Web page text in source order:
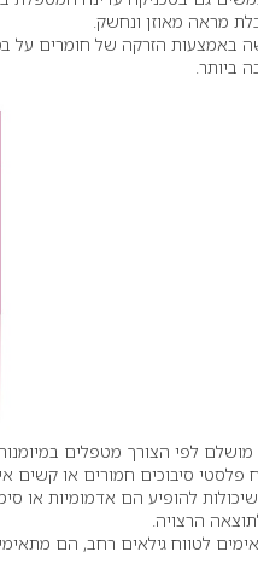
מראה מאוזן ונחשק.
באמצעות הזרקה של חומרים על
ביותר.
לפי הצורך מטפלים במיומנות
פלסטי סיבוכים חמורים או קשים
שיכולות להופיע הם אדמומיות או
הרצויה.
לטווח גילאים רחב, הם